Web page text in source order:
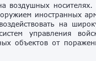
воздушных
иностранных
на
управления
объектов от